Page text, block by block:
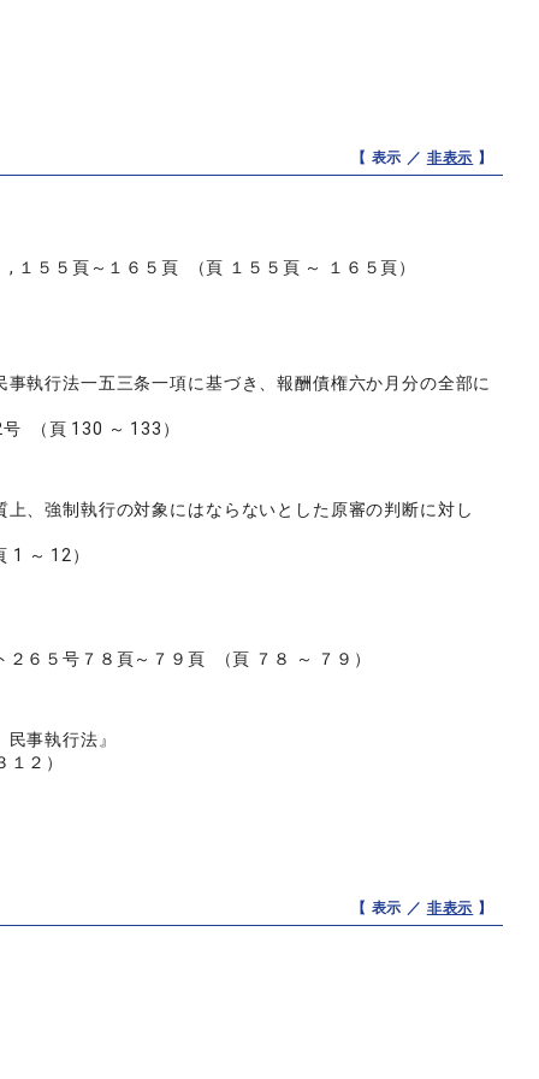
【 表示 ／ 非表示 】
５５頁～１６５頁 （頁 １５５頁 ～ １６５頁）
執行法一五三条一項に基づき、報酬債権六か月分の全部に
（頁 130 ～ 133）
、強制執行の対象にはならないとした原審の判断に対し
～ 12）
６５号７８頁～７９頁 （頁 ７８ ～ ７９）
事執行法』
２）
【 表示 ／ 非表示 】